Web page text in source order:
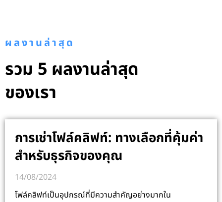
ผลงานล่าสุด
รวม 5 ผลงานล่าสุด
ของเรา
การเช่าโฟล์คลิฟท์: ทางเลือกที่คุ้มค่า
สำหรับธุรกิจของคุณ
14/08/2024
โฟล์คลิฟท์เป็นอุปกรณ์ที่มีความสำคัญอย่างมากใน